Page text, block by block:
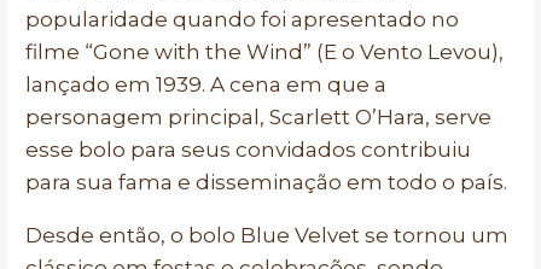
popularidade quando foi apresentado no
filme “Gone with the Wind” (E o Vento Levou),
lançado em 1939. A cena em que a
personagem principal, Scarlett O’Hara, serve
esse bolo para seus convidados contribuiu
para sua fama e disseminação em todo o país.
Desde então, o bolo Blue Velvet se tornou um